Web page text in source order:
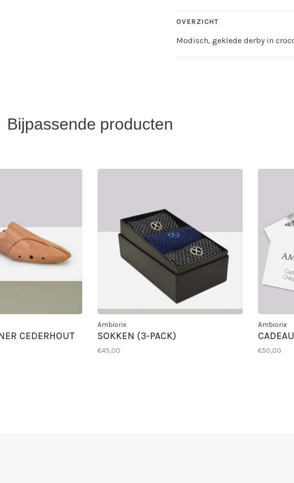
OVERZICHT
Modisch, geklede derby in
Bijpassende producten
CEDERHOUT
Ambiorix
SOKKEN (3-PACK)
€45,00
Ambiorix
€50,00